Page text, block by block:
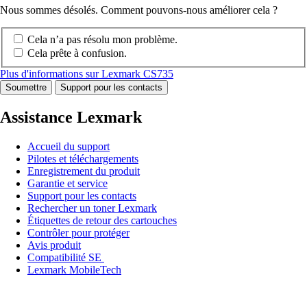
Nous sommes désolés. Comment pouvons-nous améliorer cela ?
Cela n’a pas résolu mon problème.
Cela prête à confusion.
Plus d'informations sur Lexmark CS735
Soumettre Support pour les contacts
Assistance Lexmark
Accueil du support
Pilotes et téléchargements
Enregistrement du produit
Garantie et service
Support pour les contacts
Rechercher un toner Lexmark
Étiquettes de retour des cartouches
Contrôler pour protéger
Avis produit
Compatibilité SE
Lexmark MobileTech